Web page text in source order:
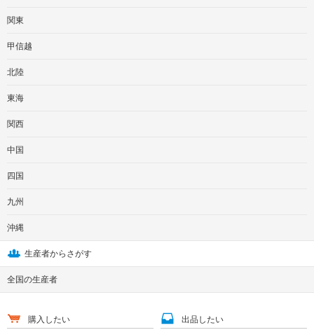
関東
甲信越
北陸
東海
関西
中国
四国
九州
沖縄
生産者からさがす
全国の生産者
購入したい 出品したい